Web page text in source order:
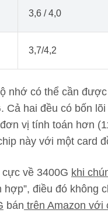
3,6 / 4,0
3,7/4,2
có thể cần
Cả hai đều có bốn
vị tính toán hơn
này với một card
về 3400G khi
điều đó không
bán trên Amazon với